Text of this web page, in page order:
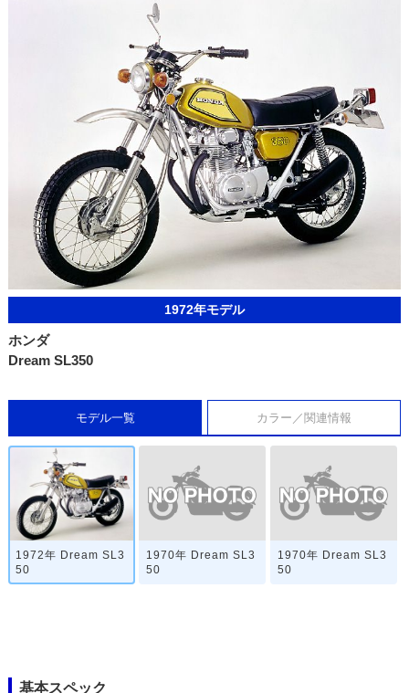
1972年モデル
ホンダ
Dream SL350
モデル一覧 カラー／関連情報
1972年 Dream SL3
50
1970年 Dream SL3
50
1970年 Dream SL3
50
基本スペック